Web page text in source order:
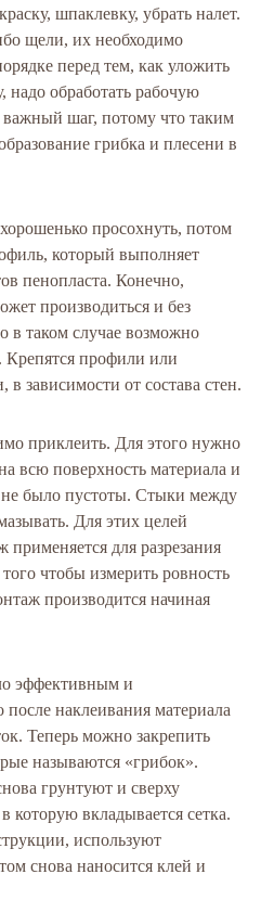
шпаклевку, убрать налет.
щели, их необходимо
перед тем, как уложить
надо обработать рабочую
шаг, потому что таким
грибка и плесени в
просохнуть, потом
который выполняет
пенопласта. Конечно,
производиться и без
в таком случае возможно
Крепятся профили или
зависимости от состава стен.
приклеить. Для этого нужно
всю поверхность материала и
не было пустоты. Стыки между
Для этих целей
применяется для разрезания
чтобы измерить ровность
производится начиная
эффективным и
наклеивания материала
Теперь можно закрепить
называются «грибок».
грунтуют и сверху
которую вкладывается сетка.
используют
снова наносится клей и